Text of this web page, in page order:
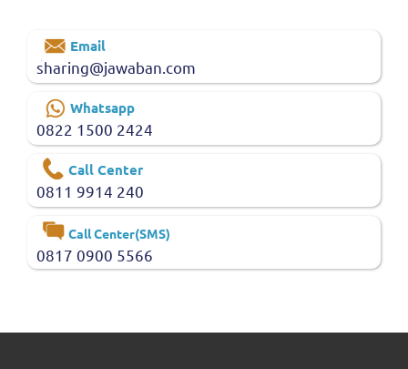
Email
sharing@jawaban.com
Whatsapp
0822 1500 2424
Call Center
0811 9914 240
Call Center(SMS)
0817 0900 5566